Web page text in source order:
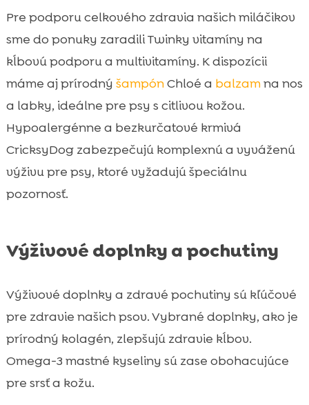
Pre podporu celkového zdravia našich miláčikov
sme do ponuky zaradili Twinky vitamíny na
kĺbovú podporu a multivitamíny. K dispozícii
máme aj prírodný šampónChloé a balzamna nos
a labky, ideálne pre psy s citlivou kožou.
Hypoalergénne a bezkurčatové krmivá
CricksyDog zabezpečujú komplexnú a vyváženú
výživu pre psy, ktoré vyžadujú špeciálnu
pozornosť.
Výživové doplnky a pochutiny
Výživové doplnky a zdravé pochutiny sú kľúčové
pre zdravie našich psov. Vybrané doplnky, ako je
prírodný kolagén, zlepšujú zdravie kĺbov.
Omega-3 mastné kyseliny sú zase obohacujúce
pre srsť a kožu.